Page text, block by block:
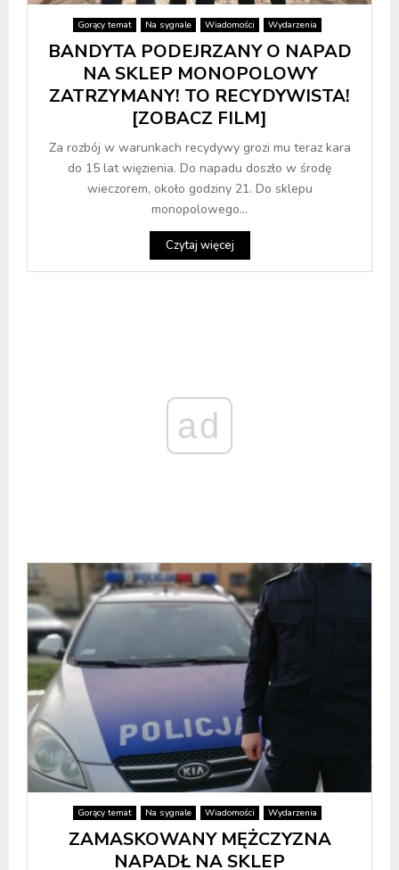
Gorący temat Na sygnale Wiadomości Wydarzenia
BANDYTA PODEJRZANY O NAPAD
NA SKLEP MONOPOLOWY
ZATRZYMANY! TO RECYDYWISTA!
[ZOBACZ FILM]
Za rozbój w warunkach recydywy grozi mu teraz kara
do 15 lat więzienia. Do napadu doszło w środę
wieczorem, około godziny 21. Do sklepu
monopolowego...
Czytaj więcej
ad
Gorący temat Na sygnale Wiadomości Wydarzenia
ZAMASKOWANY MĘŻCZYZNA
NAPADŁ NA SKLEP